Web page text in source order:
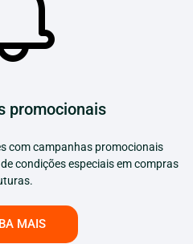
promocionais
com campanhas promocionais
condições especiais em compras
MAIS